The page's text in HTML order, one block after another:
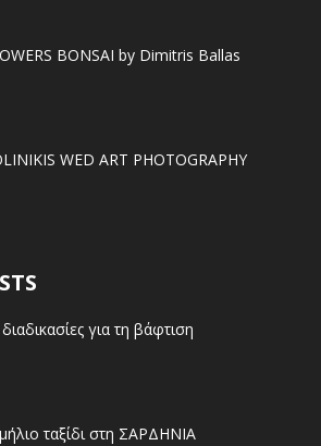
BONSAI by Dimitris Ballas
WED ART PHOTOGRAPHY
για τη βάφτιση
ταξίδι στη ΣΑΡΔΗΝΙΑ